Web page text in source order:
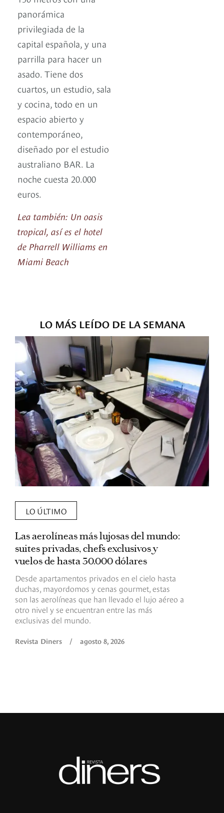
panorámica
privilegiada de la
capital española, y una
parrilla para hacer un
asado. Tiene dos
cuartos, un estudio, sala
y cocina, todo en un
espacio abierto y
contemporáneo,
diseñado por el estudio
australiano BAR. La
noche cuesta 20.000
euros.
Lea también: Un oasis
tropical, así es el hotel
de Pharrell Williams en
Miami Beach
LO MÁS LEÍDO DE LA SEMANA
LO ÚLTIMO
Las aerolíneas más lujosas del mundo:
suites privadas, chefs exclusivos y
vuelos de hasta 30.000 dólares
Desde apartamentos privados en el cielo hasta
duchas, mayordomos y cenas gourmet, estas
son las aerolíneas que han llevado el lujo aéreo a
otro nivel y se encuentran entre las más
exclusivas del mundo.
Revista Diners / agosto 8, 2026